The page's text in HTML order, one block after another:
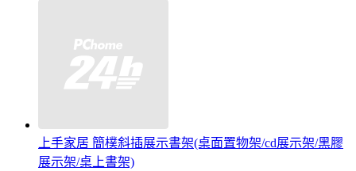
上手家居 簡樸斜插展示書架(桌面置物架/cd展示架/黑膠
展示架/桌上書架)